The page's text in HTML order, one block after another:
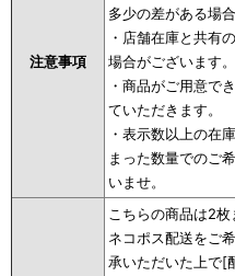
注意事項
多少の差がある場
・店舗在庫と共有
場合がございます。
・商品がご用意で
ていただきます。
・表示数以上の在
まった数量でのご
いませ。
こちらの商品は2枚
ネコポス配送をご
承いただいた上で[